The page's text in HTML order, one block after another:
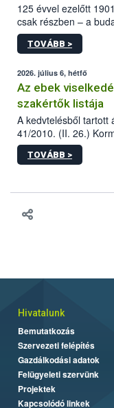
125 évvel ezelőtt
csak részben – a
állomás a Kis Rókus
tervezett új épületébe.
TOVÁBB >
2026. július 6, hétfő
Az ebek
szakértők listája
A kedvtelésből tartott
41/2010. (II. 26.)
sérülés, illetve ennek
hatósági feladatokat,
TOVÁBB >
Hivatalunk
Bemutatkozás
Szervezeti felépítés
Gazdálkodási adatok
Felügyeleti szervünk
Projektek
Kapcsolódó linkek